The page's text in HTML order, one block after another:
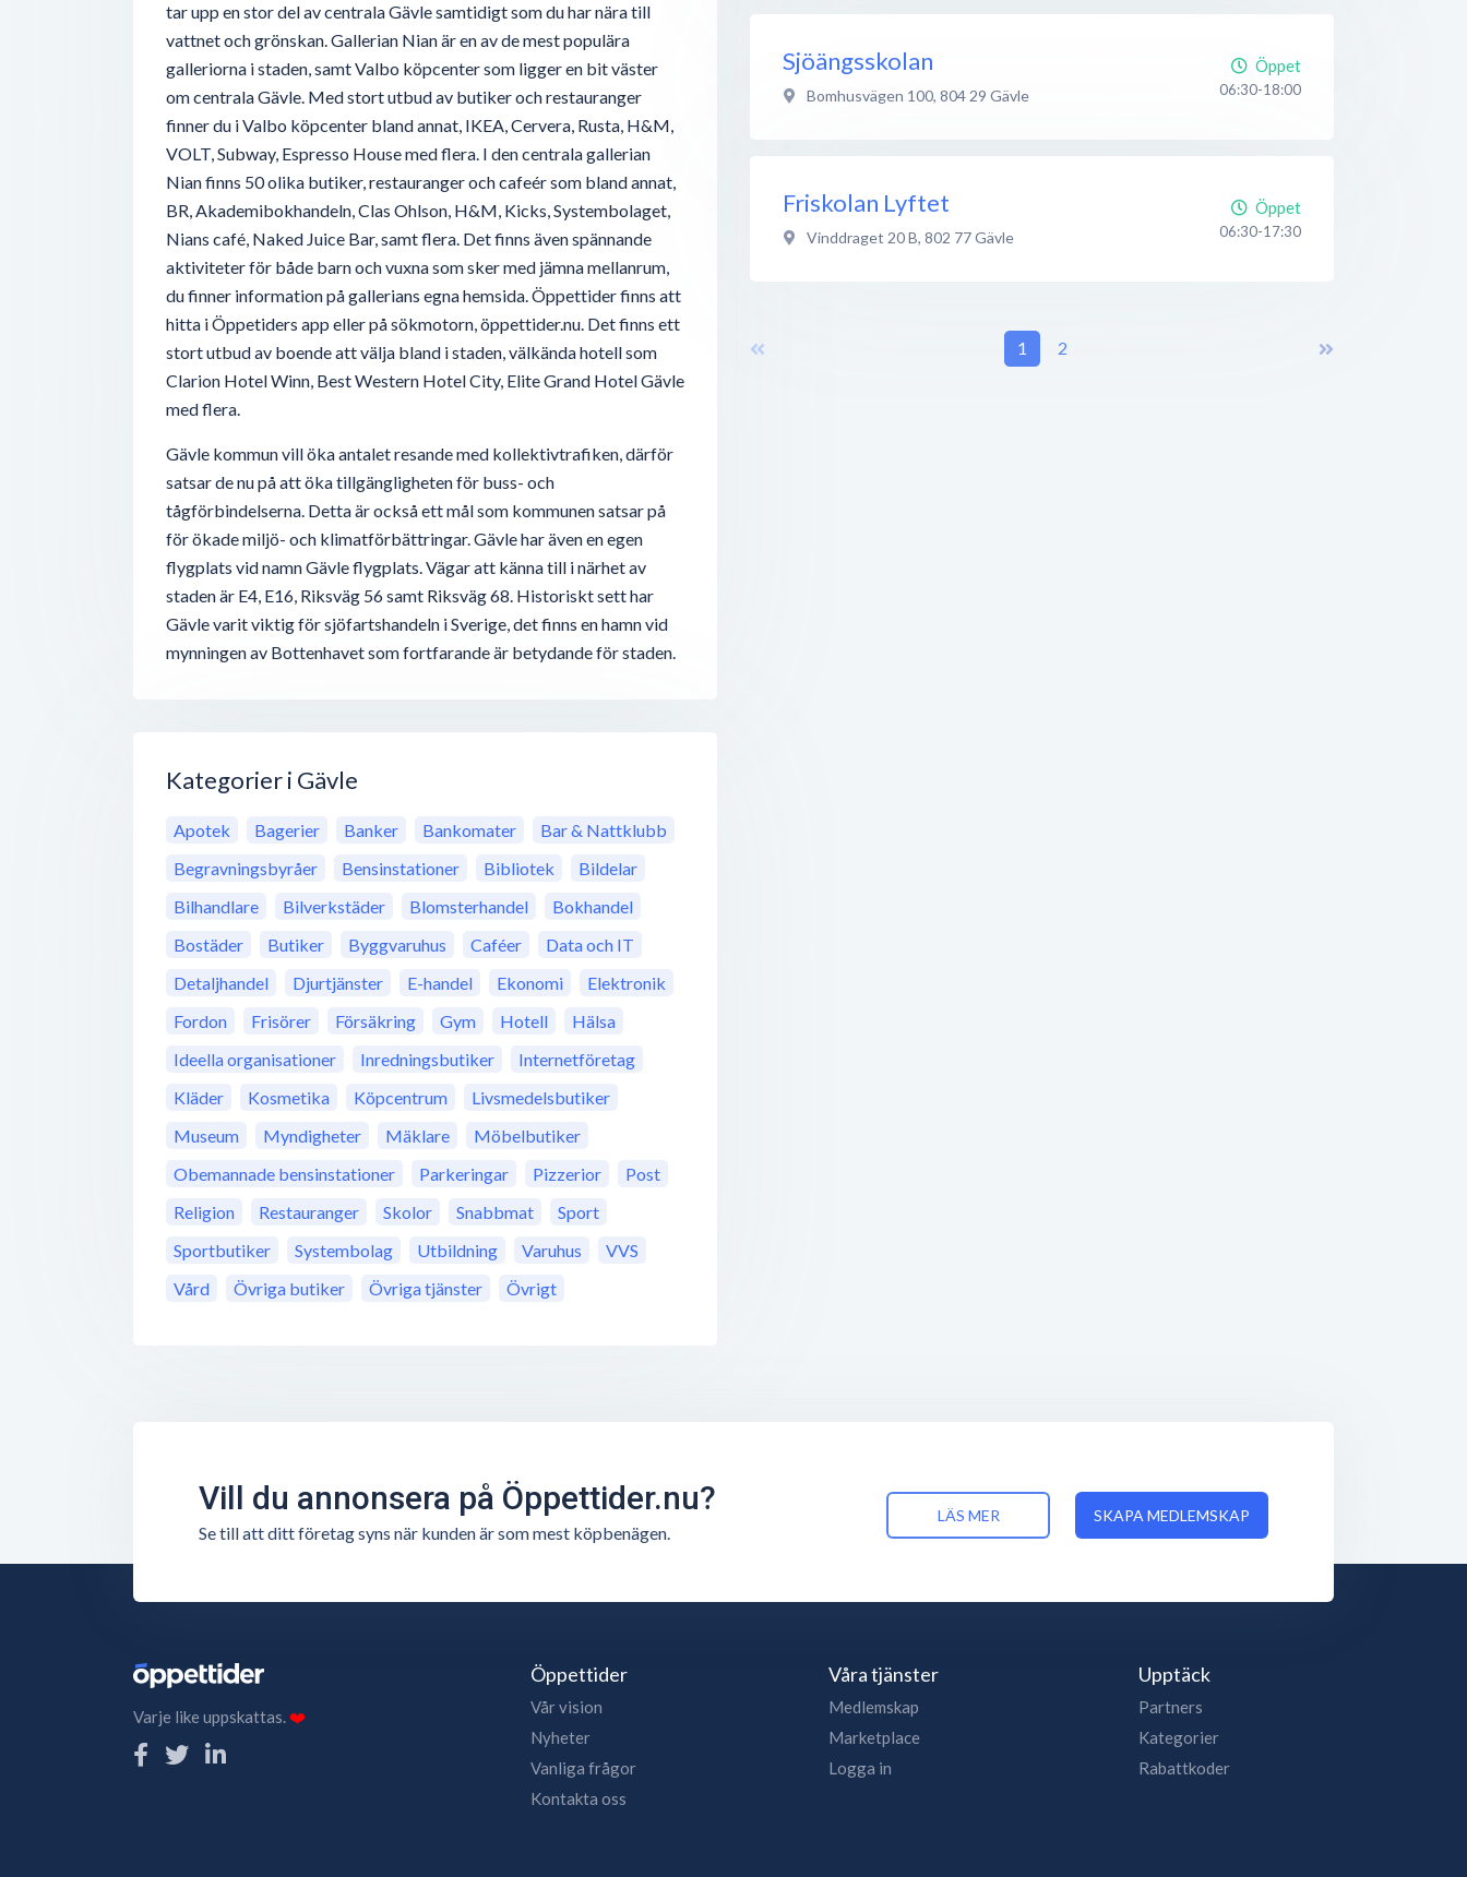
tar upp en stor del av centrala Gävle samtidigt som du har nära till
vattnet och grönskan. Gallerian Nian är en av de mest populära
galleriorna i staden, samt Valbo köpcenter som ligger en bit väster
om centrala Gävle. Med stort utbud av butiker och restauranger
finner du i Valbo köpcenter bland annat, IKEA, Cervera, Rusta, H&M,
VOLT, Subway, Espresso House med flera. I den centrala gallerian
Nian finns 50 olika butiker, restauranger och cafeér som bland annat,
BR, Akademibokhandeln, Clas Ohlson, H&M, Kicks, Systembolaget,
Nians café, Naked Juice Bar, samt flera. Det finns även spännande
aktiviteter för både barn och vuxna som sker med jämna mellanrum,
du finner information på gallerians egna hemsida. Öppettider finns att
hitta i Öppetiders app eller på sökmotorn, öppettider.nu. Det finns ett
stort utbud av boende att välja bland i staden, välkända hotell som
Clarion Hotel Winn, Best Western Hotel City, Elite Grand Hotel Gävle
med flera.
Gävle kommun vill öka antalet resande med kollektivtrafiken, därför
satsar de nu på att öka tillgängligheten för buss- och
tågförbindelserna. Detta är också ett mål som kommunen satsar på
för ökade miljö- och klimatförbättringar. Gävle har även en egen
flygplats vid namn Gävle flygplats. Vägar att känna till i närhet av
staden är E4, E16, Riksväg 56 samt Riksväg 68. Historiskt sett har
Gävle varit viktig för sjöfartshandeln i Sverige, det finns en hamn vid
mynningen av Bottenhavet som fortfarande är betydande för staden.
Kategorier i Gävle
Apotek Bagerier Banker Bankomater
Bar & Nattklubb
Begravningsbyråer
Bensinstationer Bibliotek
Bildelar
Bilhandlare
Bilverkstäder Blomsterhandel
Bokhandel
Bostäder
Butiker Byggvaruhus Caféer
Data och IT
Detaljhandel
Djurtjänster E-handel Ekonomi
Elektronik
Fordon
Frisörer Försäkring Gym Hotell
Hälsa
Ideella organisationer
Inredningsbutiker
Internetföretag
Kläder
Kosmetika Köpcentrum
Livsmedelsbutiker
Museum
Myndigheter Mäklare
Möbelbutiker
Obemannade bensinstationer
Parkeringar Pizzerior
Post
Religion
Restauranger Skolor Snabbmat
Sport
Sportbutiker
Systembolag Utbildning Varuhus
VVS
Vård
Övriga butiker Övriga tjänster Övrigt
Sjöängsskolan
Bomhusvägen 100, 804 29 Gävle
Öppet
06:30-18:00
Friskolan Lyftet
Vinddraget 20 B, 802 77Gävle
Öppet
06:30-17:30
1 2
Vill du annonsera på Öppettider.nu?
Se till att ditt företag syns när kunden är som mest köpbenägen.
LÄS MER SKAPA MEDLEMSKAP
Varje like uppskattas.❤️
Öppettider
Vår vision
Nyheter
Vanliga frågor
Kontakta oss
Våra tjänster
Medlemskap
Marketplace
Logga in
Upptäck
Partners
Kategorier
Rabattkoder